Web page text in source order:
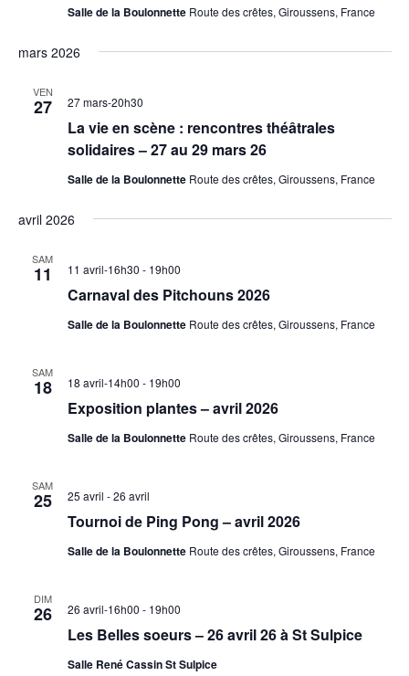
Salle de la Boulonnette Route des crêtes, Giroussens, France
mars 2026
VEN
27
La vie en scène : rencontres théâtrales
solidaires – 27 au 29 mars 26
27 mars-20h30
Salle de la Boulonnette Route des crêtes, Giroussens, France
avril 2026
SAM
11
Carnaval des Pitchouns 2026
11 avril-16h30 - 19h00
Salle de la Boulonnette Route des crêtes, Giroussens, France
SAM
18
Exposition plantes – avril 2026
18 avril-14h00 - 19h00
Salle de la Boulonnette Route des crêtes, Giroussens, France
SAM
25
Tournoi de Ping Pong – avril 2026
25 avril -26 avril
Salle de la Boulonnette Route des crêtes, Giroussens, France
DIM
26
Les Belles soeurs – 26 avril 26 à St Sulpice
26 avril-16h00 - 19h00
Salle René Cassin St Sulpice